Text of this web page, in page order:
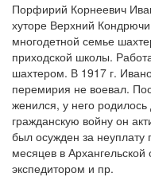
Отправить сообщение
Вход
Порфирий Корнеевич
хуторе Верхний
многодетной семье
приходской школы.
шахтером. В 1917 г.
перемирия не воевал.
женился, у него
гражданскую войну он
был осужден за неуплату
месяцев в
экспедитором и пр.